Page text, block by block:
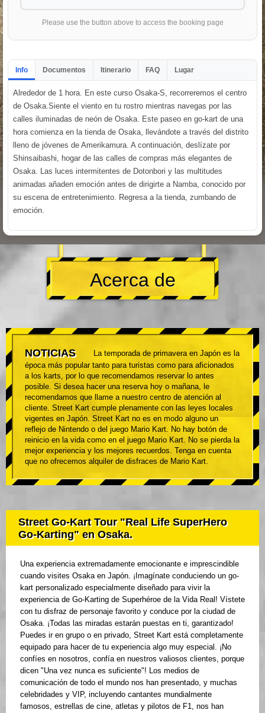
Please use the button above to access the booking page
Info Documentos Itinerario FAQ Lugar
Alrededor de 1 hora. En este curso Osaka-S, recorreremos el centro
de Osaka.Siente el viento en tu rostro mientras navegas por las
calles iluminadas de neón de Osaka. Este paseo en go-kart de una
hora comienza en la tienda de Osaka, llevándote a través del distrito
lleno de jóvenes de Amerikamura. A continuación, deslízate por
Shinsaibashi, hogar de las calles de compras más elegantes de
Osaka. Las luces intermitentes de Dotonbori y las multitudes
animadas añaden emoción antes de dirigirte a Namba, conocido por
su escena de entretenimiento. Regresa a la tienda, zumbando de
emoción.
Acerca de
NOTICIAS
La temporada de primavera en Japón es la
época más popular tanto para turistas como para aficionados
a los karts, por lo que recomendamos reservar lo antes
posible. Si desea hacer una reserva hoy o mañana, le
recomendamos que llame a nuestro centro de atención al
cliente. Street Kart cumple plenamente con las leyes locales
vigentes en Japón. Street Kart no es en modo alguno un
reflejo de Nintendo o del juego Mario Kart. No hay botón de
reinicio en la vida como en el juego Mario Kart. No se pierda la
mejor experiencia y los mejores recuerdos. Tenga en cuenta
que no ofrecemos alquiler de disfraces de Mario Kart.
Street Go-Kart Tour "Real Life SuperHero
Go-Karting" en Osaka.
Una experiencia extremadamente emocionante e imprescindible
cuando visites Osaka en Japón. ¡Imagínate conduciendo un go-
kart personalizado especialmente diseñado para vivir la
experiencia de Go-Karting de Superhéroe de la Vida Real! Vístete
con tu disfraz de personaje favorito y conduce por la ciudad de
Osaka. ¡Todas las miradas estarán puestas en ti, garantizado!
Puedes ir en grupo o en privado, Street Kart está completamente
equipado para hacer de tu experiencia algo muy especial. ¡No
confíes en nosotros, confía en nuestros valiosos clientes, porque
dicen "Una vez nunca es suficiente"! Los medios de
comunicación de todo el mundo nos han presentado, y muchas
celebridades y VIP, incluyendo cantantes mundialmente
famosos, estrellas de cine, atletas y pilotos de F1, nos han